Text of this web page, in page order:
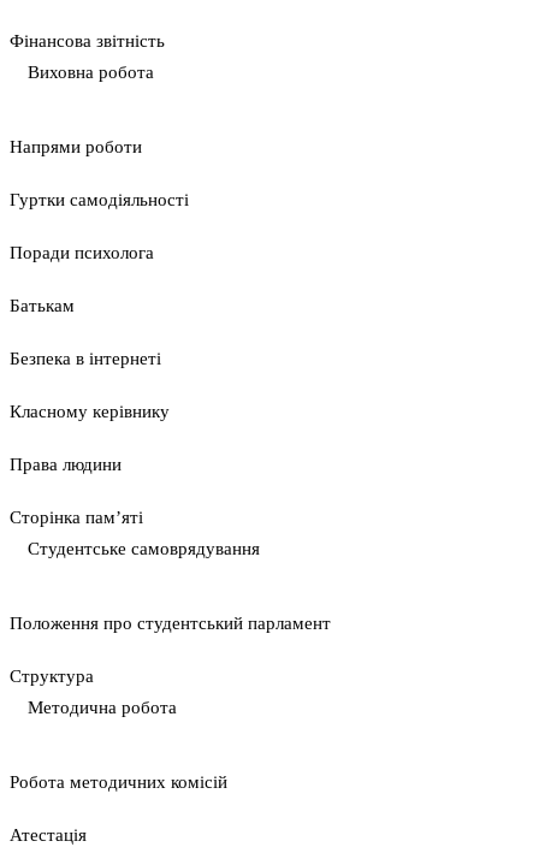
Фінансова звітність
Виховна робота
Напрями роботи
Гуртки самодіяльності
Поради психолога
Батькам
Безпека в інтернеті
Класному керівнику
Права людини
Сторінка пам’яті
Студентське самоврядування
Положення про студентський парламент
Cтруктура
Методична робота
Pобота методичних комісій
Атестація